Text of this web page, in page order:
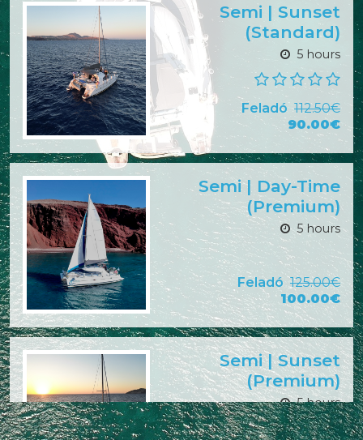
Semi | Sunset
(Standard)
5 hours
Feladó 112.50€
90.00€
Semi | Day-Time
(Premium)
5 hours
Feladó 125.00€
100.00€
Semi | Sunset
(Premium)
5 hours